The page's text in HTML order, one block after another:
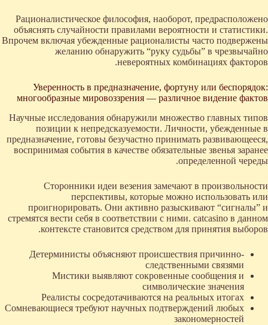
Рационалистическое философия, наоборот, предрасположено
объяснять случайности правилами вероятности и статистики.
Впрочем включая убежденные рационалисты часто подвержены
желанию обнаружить “руку судьбы” в чрезвычайно
невероятных комбинациях факторов.
Уверенность в предназначение, фортуну или беспорядок:
многообразные мировоззрения — различное видение фактов
Научные исследования обнаружили множество главных типов
позиции к непредсказуемости. Личности, убежденные в
предназначение, готовы безучастно принимать развивающееся,
воспринимая события в качестве обязательные звенья заранее
определенной череды.
Сторонники идеи везения замечают в произвольности
перспективы, которые можно использовать или
проигнорировать. Они активно разыскивают “сигналы” и
стремятся вести себя в соответствии с ними. catcasino в данном
контексте становится средством для принятия выборов.
Детерминисты объясняют происшествия причинно-
следственными связями
Мистики выявляют сокровенные сообщения и
символические значения
Реалисты сосредотачиваются на реальных итогах
Сомневающиеся требуют научных подтверждений любых
закономерностей